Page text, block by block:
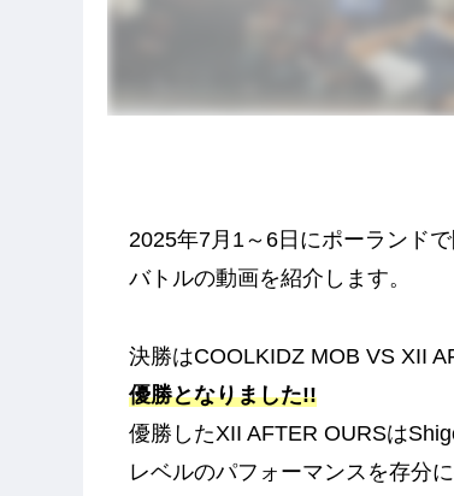
2025年7月1～6日にポーランド
バトルの動画を紹介します。
決勝はCOOLKIDZ MOB VS XII
優勝となりました!!
優勝したXII AFTER OURSは
レベルのパフォーマンスを存分